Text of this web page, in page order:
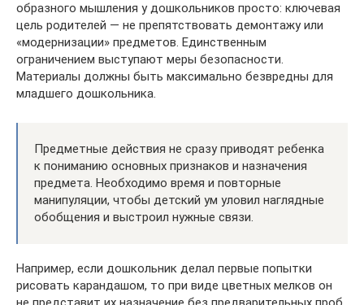
образного мышления у дошкольников просто: ключевая
цель родителей — не препятствовать демонтажу или
«модернизации» предметов. Единственным
ограничением выступают меры безопасности.
Материалы должны быть максимально безвредны для
младшего дошкольника.
Предметные действия не сразу приводят ребенка
к пониманию основных признаков и назначения
предмета. Необходимо время и повторные
манипуляции, чтобы детский ум уловил наглядные
обобщения и выстроил нужные связи.
Например, если дошкольник делал первые попытки
рисовать карандашом, то при виде цветных мелков он